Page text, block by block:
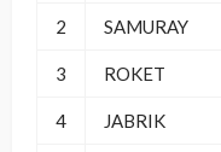
2 SAMURAY
3 ROKET
4 JABRIK